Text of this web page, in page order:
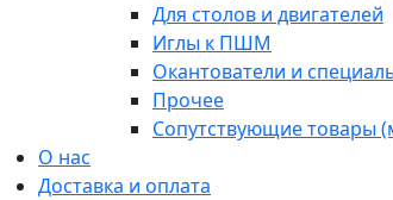
Для столов и двигателей
Иглы к ПШМ
Окантователи и
Прочее
Сопутствующие товары
О нас
Доставка и оплата